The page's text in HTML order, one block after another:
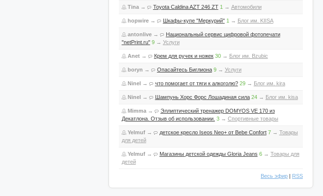
Tina→ Toyota Caldina AZT 246 ZT 1 → Автомобили
hopwire→ Шкафы-купе "Меркурий" 1 → Блог им. KIISA
antonlive→
Национальный сервис цифровой фотопечати
"netPrint.ru" 9→ Услуги
Anet→ Крем для ручек и ножек 30→ Блог им. Bzubic
boryn → Опасайтесь Биглиона 9→ Услуги
Ninel→ что помогает от тяги к алкоголю? 29→ Блог им. kira
Ninel→ Шампунь Хорс Форс Лошадиная сила 24→ Блог им. kisa
Mimma→
Эллиптический тренажер DOMYOS VE 170 из
Декатлона. Отзыв об использовании. 3→ Спортивные товары
Yelmuf→ детское кресло Iseos Neo+ от Bebe Confort 7→ Товары
для детей
Yelmuf→ Магазины детской одежды Gloria Jeans 6→ Товары для
детей
Весь эфир| RSS